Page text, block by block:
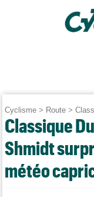
Cyclisme > Route >
Classique
Shmidt
météo